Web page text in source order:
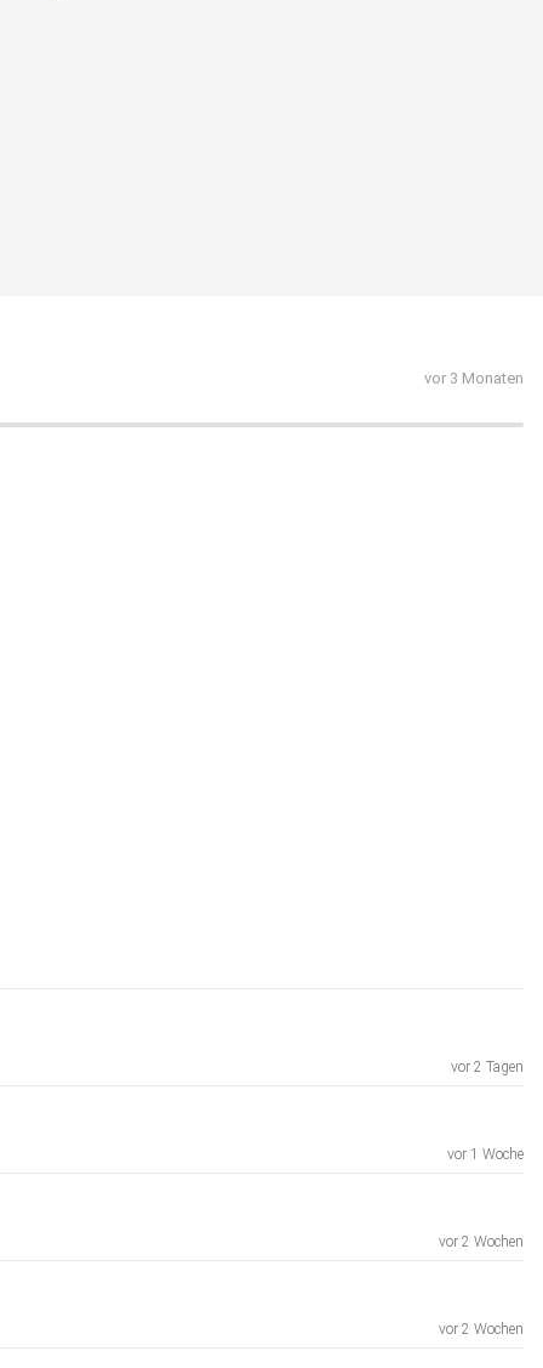
vor 3 Monaten
vor 2 Tagen
vor 1 Woche
vor 2 Wochen
vor 2 Wochen